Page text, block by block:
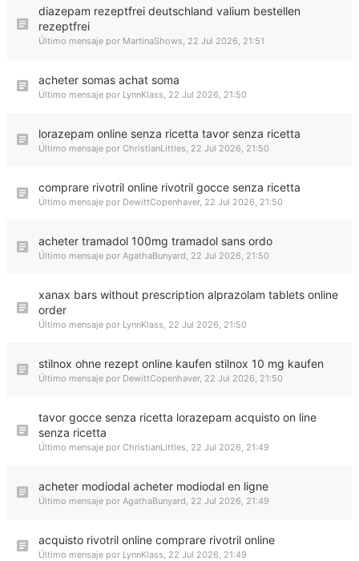
diazepam rezeptfrei deutschland valium bestellen
rezeptfrei
Último mensaje por MartinaShows, 22 Jul 2026, 21:51
acheter somas achat soma
Último mensaje por LynnKlass, 22 Jul 2026, 21:50
lorazepam online senza ricetta tavor senza ricetta
Último mensaje por ChristianLittles, 22 Jul 2026, 21:50
comprare rivotril online rivotril gocce senza ricetta
Último mensaje por DewittCopenhaver, 22 Jul 2026, 21:50
acheter tramadol 100mg tramadol sans ordo
Último mensaje por AgathaBunyard, 22 Jul 2026, 21:50
xanax bars without prescription alprazolam tablets online
order
Último mensaje por LynnKlass, 22 Jul 2026, 21:50
stilnox ohne rezept online kaufen stilnox 10 mg kaufen
Último mensaje por DewittCopenhaver, 22 Jul 2026, 21:50
tavor gocce senza ricetta lorazepam acquisto on line
senza ricetta
Último mensaje por ChristianLittles, 22 Jul 2026, 21:49
acheter modiodal acheter modiodal en ligne
Último mensaje por AgathaBunyard, 22 Jul 2026, 21:49
acquisto rivotril online comprare rivotril online
Último mensaje por LynnKlass, 22 Jul 2026, 21:49